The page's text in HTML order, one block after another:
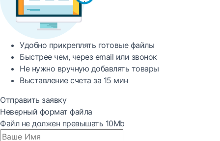
Удобно прикреплять готовые файлы
Быстреечем, через email или звонок
Не нужно вручную добавлять товары
Выставление счета за 15 мин
Отправить заявку
Неверный формат файла
Файл не должен превышать 10Mb